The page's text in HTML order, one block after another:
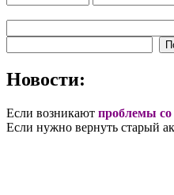
Новости:
Если возникают проблемы со
Если нужно вернуть старый